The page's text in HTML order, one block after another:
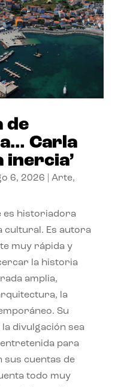
de
Carla
inercia’
6, 2026 Arte,
es historiadora
cultural. Es autora
muy rápida y
la historia
amplia,
la
Su
divulgación sea
para
sus cuentas de
todo muy